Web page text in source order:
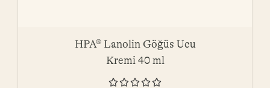
HPA® Lanolin Göğüs Ucu
Kremi 40 ml
